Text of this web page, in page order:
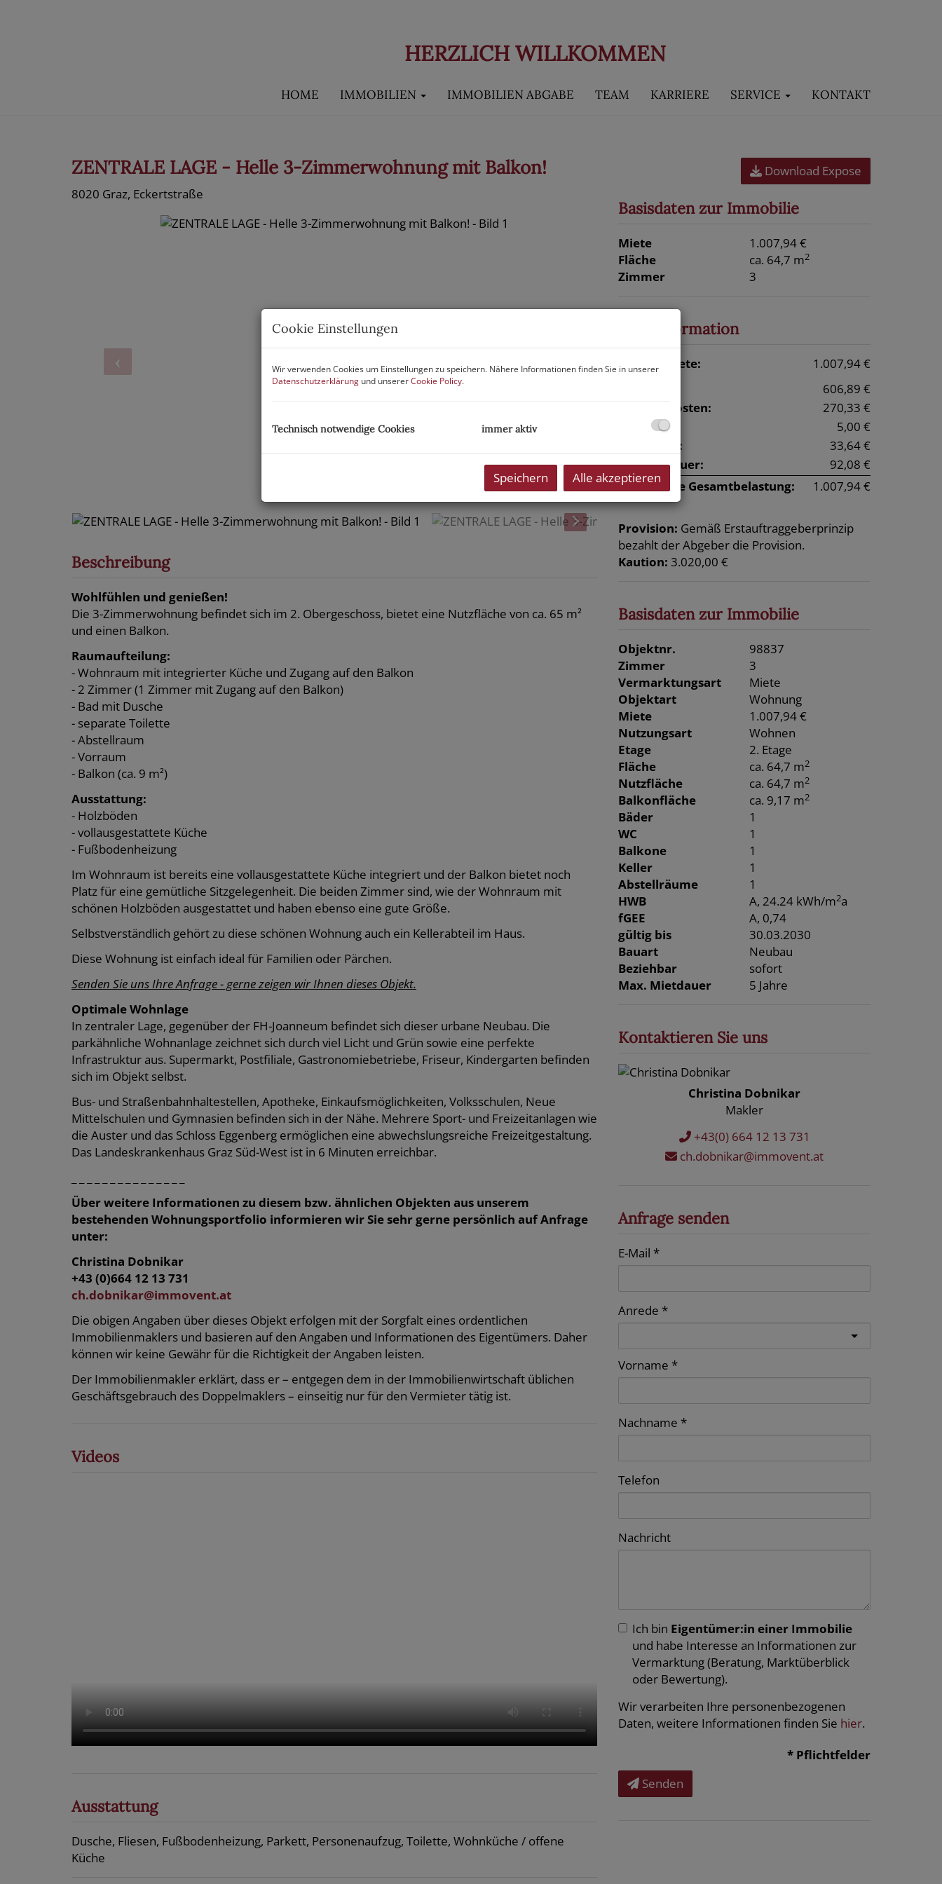
HERZLICH WILLKOMMEN
HOME IMMOBILIEN IMMOBILIEN ABGABE TEAM KARRIERE SERVICE KONTAKT
ZENTRALE LAGE - Helle 3-Zimmerwohnung mit Balkon!
8020 Graz, Eckertstraße
Beschreibung
Wohlfühlen und genießen!
Die 3-Zimmerwohnung befindet sich im 2. Obergeschoss, bietet eine Nutzfläche von ca. 65 m²
und einen Balkon.
Raumaufteilung:
- Wohnraum mit integrierter Küche und Zugang auf den Balkon
- 2 Zimmer (1 Zimmer mit Zugang auf den Balkon)
- Bad mit Dusche
- separate Toilette
- Abstellraum
- Vorraum
- Balkon (ca. 9 m²)
Ausstattung:
- Holzböden
- vollausgestattete Küche
- Fußbodenheizung
Im Wohnraum ist bereits eine vollausgestattete Küche integriert und der Balkon bietet noch
Platz für eine gemütliche Sitzgelegenheit. Die beiden Zimmer sind, wie der Wohnraum mit
schönen Holzböden ausgestattet und haben ebenso eine gute Größe.
Selbstverständlich gehört zu diese schönen Wohnung auch ein Kellerabteil im Haus.
Diese Wohnung ist einfach ideal für Familien oder Pärchen.
Senden Sie uns Ihre Anfrage - gerne zeigen wir Ihnen dieses Objekt.
Optimale Wohnlage
In zentraler Lage, gegenüber der FH-Joanneum befindet sich dieser urbane Neubau. Die
parkähnliche Wohnanlage zeichnet sich durch viel Licht und Grün sowie eine perfekte
Infrastruktur aus. Supermarkt, Postfiliale, Gastronomiebetriebe, Friseur, Kindergarten befinden
sich im Objekt selbst.
Bus- und Straßenbahnhaltestellen, Apotheke, Einkaufsmöglichkeiten, Volksschulen, Neue
Mittelschulen und Gymnasien befinden sich in der Nähe. Mehrere Sport- und Freizeitanlagen wie
die Auster und das Schloss Eggenberg ermöglichen eine abwechslungsreiche Freizeitgestaltung.
Das Landeskrankenhaus Graz Süd-West ist in 6 Minuten erreichbar.
Über weitere Informationen zu diesem bzw. ähnlichen Objekten aus unserem
bestehenden Wohnungsportfolio informieren wir Sie sehr gerne persönlich auf Anfrage
unter:
Christina Dobnikar
+43 (0)664 12 13 731
ch.dobnikar@immovent.at
Die obigen Angaben über dieses Objekt erfolgen mit der Sorgfalt eines ordentlichen
Immobilienmaklers und basieren auf den Angaben und Informationen des Eigentümers. Daher
können wir keine Gewähr für die Richtigkeit der Angaben leisten.
Der Immobilienmakler erklärt, dass er – entgegen dem in der Immobilienwirtschaft üblichen
Geschäftsgebrauch des Doppelmaklers – einseitig nur für den Vermieter tätig ist.
Videos
Ausstattung
Dusche Fliesen Fußbodenheizung Parkett Personenaufzug Toilette Wohnküche / offene
Küche
Download Expose
Basisdaten zur Immobilie
Miete
1.007,94 €
Fläche
ca. 64,7 m2
Zimmer 3
Preisinformation
Gesamtmiete:
1.007,94 €
606,89 €
Betriebskosten:
270,33 €
Sonstiges:
5,00 €
Liftkosten:
33,64 €
Umsatzsteuer:
92,08 €
monatliche Gesamtbelastung:
1.007,94 €
Provision: Gemäß Erstauftraggeberprinzip
bezahlt der Abgeber die Provision.
Kaution: 3.020,00 €
Basisdaten zur Immobilie
Objektnr.
98837
Zimmer
3
Vermarktungsart
Miete
Objektart
Wohnung
Miete
1.007,94 €
Nutzungsart
Wohnen
Etage
2. Etage
Fläche
ca. 64,7 m2
Nutzfläche ca. 64,7 m2
Balkonfläche ca. 9,17 m2
Bäder
1
WC
1
Balkone
1
Keller
1
Abstellräume
1
HWB
A, 24.24 kWh/m2a
fGEE
A, 0,74
gültig bis
30.03.2030
Bauart
Neubau
Beziehbar
sofort
Max. Mietdauer
5 Jahre
Kontaktieren Sie uns
Christina Dobnikar
Makler
+43(0) 664 12 13 731
ch.dobnikar@immovent.at
Anfrage senden
E-Mail
Anrede
Vorname
Nachname
Telefon
Nachricht
Ich bin Eigentümer:in einer Immobilie
und habe Interesse an Informationen zur
Vermarktung (Beratung, Marktüberblick
oder Bewertung).
Wir verarbeiten Ihre personenbezogenen
Daten, weitere Informationen finden Sie hier.
Senden
* Pflichtfelder
Cookie Einstellungen
Wir verwenden Cookies um Einstellungen zu speichern. Nähere Informationen finden Sie in unserer
Datenschutzerklärung und unsererCookie Policy.
Technisch notwendige Cookies immer aktiv
Speichern Alle akzeptieren